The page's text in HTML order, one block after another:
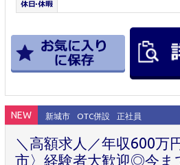
NEW 新城市 OTC併設 正社員
＼高額求人／年収600万
市〉経験者大歓迎◎今ま